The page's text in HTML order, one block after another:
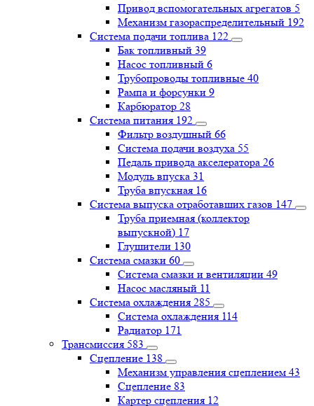
Привод вспомогательных агрегатов 5
Механизм газораспределительный 192
Система подачи топлива 122
Бак топливный 39
Насос топливный 6
Трубопроводы топливные 40
Рампа и форсунки 9
Карбюратор 28
Система питания 192
Фильтр воздушный 66
Система подачи воздуха 55
Педаль привода акселератора 26
Модуль впуска 31
Труба впускная 16
Система выпуска отработавших газов 147
Труба приемная (коллектор
выпускной) 17
Глушители 130
Система смазки 60
Система смазки и вентиляции 49
Насос масляный 11
Система охлаждения 285
Система охлаждения 114
Радиатор 171
Трансмиссия 583
Сцепление 138
Механизм управления сцеплением 43
Сцепление 83
Картер сцепления 12